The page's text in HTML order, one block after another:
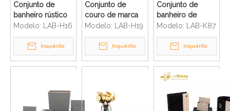
Conjunto de
banheiro rústico
de bambu para
quarto de hotel
Modelo: LAB-H16
Inquérito
Conjunto de
couro de marca
de fornecedores
de comodidades
de hospitalidade
personalizadas
Modelo: LAB-H19
Inquérito
Conjunto de
banheiro de
resina
personalizado
para quarto de
hotel elegante
Modelo: LAB-K87
Inquérito